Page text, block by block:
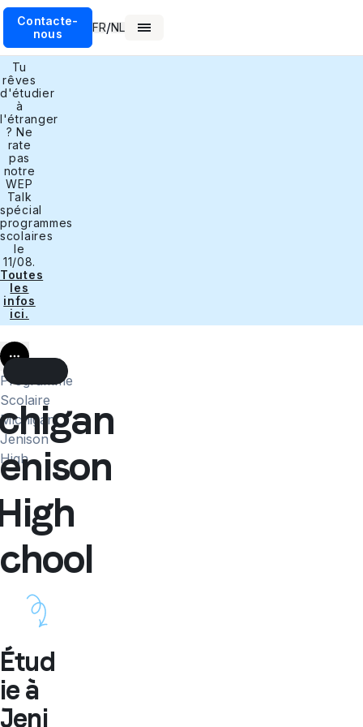
Contacte-
nous
FR/NL
Tu
rêves
d'étudier
à
l'étranger
? Ne
rate
pas
notre
WEP
Talk
spécial
programmes
scolaires
le
11/08.
Toutes
les
infos
ici.
Programme
Scolaire
Michigan
Jenison
High...
Étud
ie à
Jeni